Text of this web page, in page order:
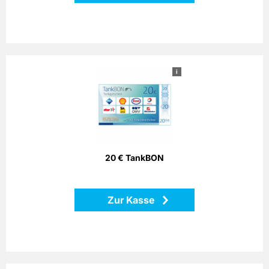
i
20 € TankBON
Zur Kasse
Bezahlen Sie einfach mit dem Bonago-Tankgutschein. Der
Bonago-Tankgutschein ist einlösbar per Telefon, Postalisch
oder Internet gegen Gutschein an zahlreichen